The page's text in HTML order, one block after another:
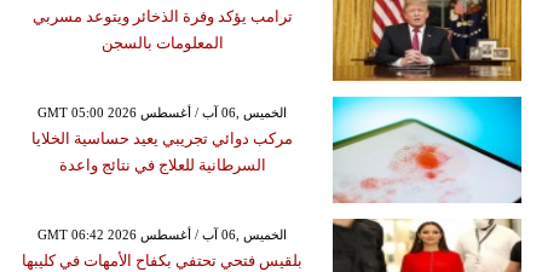
ترامب يؤكد وفرة الذخائر ويتوعد مسربي
المعلومات بالسجن
GMT 05:00 2026 الخميس ,06 آب / أغسطس
مركب دوائي تجريبي يعيد حساسية الخلايا
السرطانية للعلاج في نتائج واعدة
GMT 06:42 2026 الخميس ,06 آب / أغسطس
بلقيس فتحي تحتفي بكفاح الأمهات في كليبها